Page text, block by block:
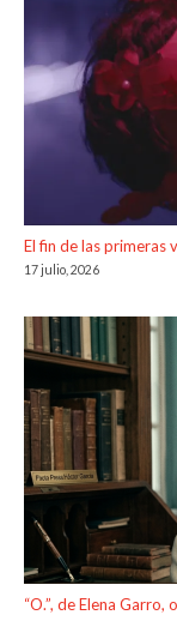
El fin de las primeras
17 julio, 2026
“O.”, de Elena Garro,